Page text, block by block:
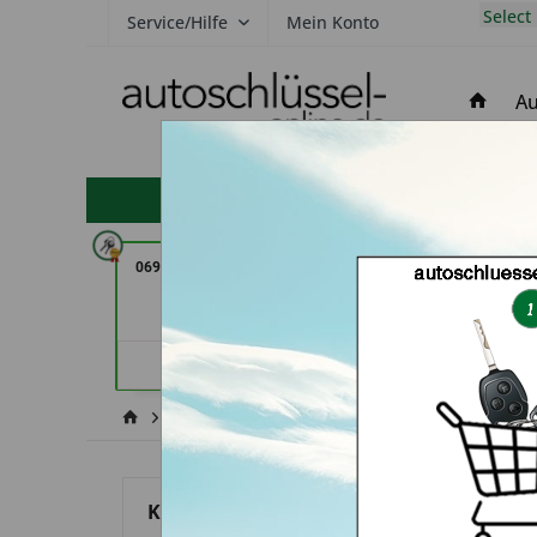
Service/Hilfe Mein Konto Select
hohe Kundenzufriedenheit
069er Schlüsseldienst Frankfurt
Secura Tec
Citroën Jumper
Kategorien